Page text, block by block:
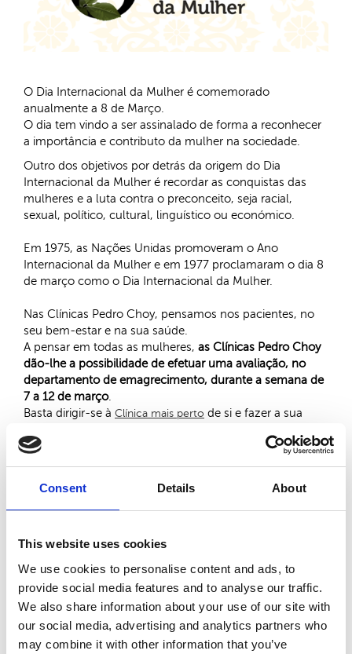
Consent Details About
This website uses cookies
We use cookies to personalise content and ads, to
provide social media features and to analyse our traffic.
We also share information about your use of our site with
our social media, advertising and analytics partners who
may combine it with other information that you’ve
O Dia Internacional da Mulher é comemorado
anualmente a 8 de Março.
O dia tem vindo a ser assinalado de forma a reconhecer
a importância e contributo da mulher na sociedade.
Outro dos objetivos por detrás da origem do Dia
Internacional da Mulher é recordar as conquistas das
mulheres e a luta contra o preconceito, seja racial,
sexual, político, cultural, linguístico ou económico.
Em 1975, as Nações Unidas promoveram o Ano
Internacional da Mulher e em 1977 proclamaram o dia 8
de março como o Dia Internacional da Mulher.
Nas Clínicas Pedro Choy, pensamos nos pacientes, no
seu bem-estar e na sua saúde.
A pensar em todas as mulheres, as Clínicas Pedro Choy
dão-lhe a possibilidade de efetuar uma avaliação, no
departamento de emagrecimento, durante a semana de
7 a 12 de março.
Basta dirigir-se à Clínica mais perto de si e fazer a sua
Fique assim a conhecer o nosso método, 100% natural e
Artigos Relacionados:
Sem artigos relacionados